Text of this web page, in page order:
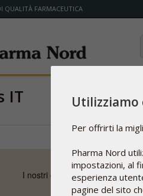
QUALITÀ FARMACEUTICA
IT Utilizziamo
Per offrirti la
Pharma Nord
impostazioni, al
esperienza
pagine del sito